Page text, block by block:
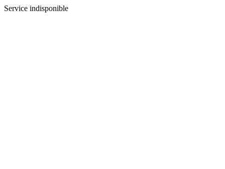
Service indisponible